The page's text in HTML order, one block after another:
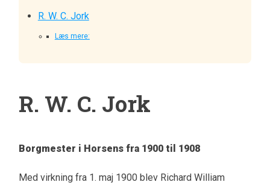
R. W. C. Jork
Læs mere:
R. W. C. Jork
Borgmester i Horsens fra 1900 til 1908
Med virkning fra 1. maj 1900 blev Richard William